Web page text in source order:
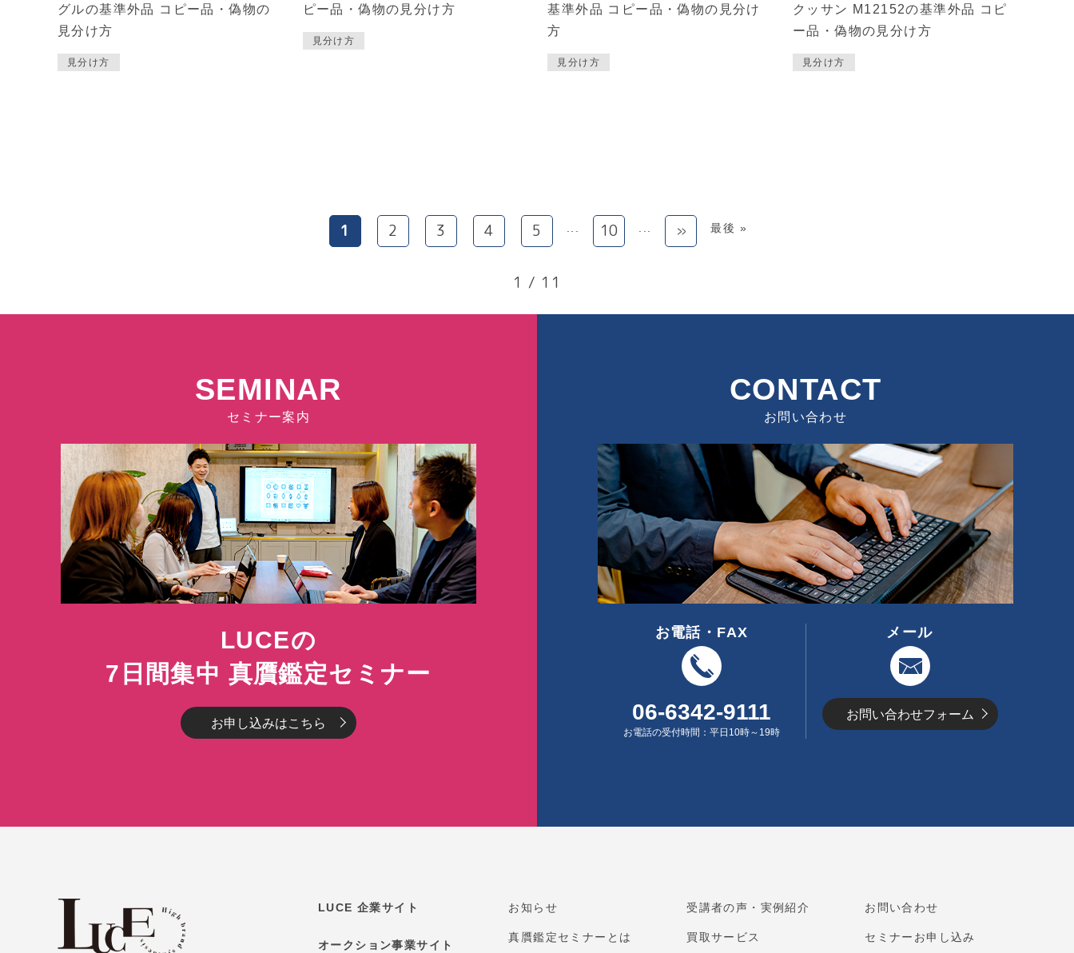
グルの基準外品 コピー品・偽物の
見分け方
見分け方
ピー品・偽物の見分け方
見分け方
基準外品 コピー品・偽物の見分け
方
見分け方
クッサン M12152の基準外品 コピ
ー品・偽物の見分け方
見分け方
1 / 11
1 2 3 4 5 10 » 最後 »
SEMINAR
セミナー案内
LUCEの
7日間集中 真贋鑑定セミナー
お申し込みはこちら
CONTACT
お問い合わせ
お電話・FAX
06-6342-9111
お電話の受付時間：平日10時～19時
メール
お問い合わせフォーム
LUCE 企業サイト
オークション事業サイト
お知らせ
真贋鑑定セミナーとは
受講者の声・実例紹介
買取サービス
お問い合わせ
セミナーお申し込み